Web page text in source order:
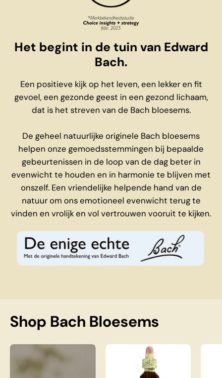
Het begint in de tuin van Edward
Bach.
Een positieve kijk op het leven, een lekker en fit
gevoel, een gezonde geest in een gezond lichaam,
dat is het streven van de Bach bloesems.
De geheel natuurlijke originele Bach bloesems
helpen onze gemoedsstemmingen bij bepaalde
gebeurtenissen in de loop van de dag beter in
evenwicht te houden en in harmonie te blijven met
onszelf. Een vriendelijke helpende hand van de
natuur om ons emotioneel evenwicht terug te
vinden en vrolijk en vol vertrouwen vooruit te kijken.
Shop Bach Bloesems
Complete Bach Bloesem SetBach Elm Nr. 11, 20